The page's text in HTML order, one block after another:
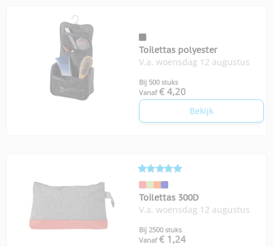
Toilettas polyester
V.a. woensdag 12 augustus
Bij 500 stuks
Vanaf € 4,20
Bekijk
Toilettas 300D
V.a. woensdag 12 augustus
Bij 2500 stuks
Vanaf € 1,24